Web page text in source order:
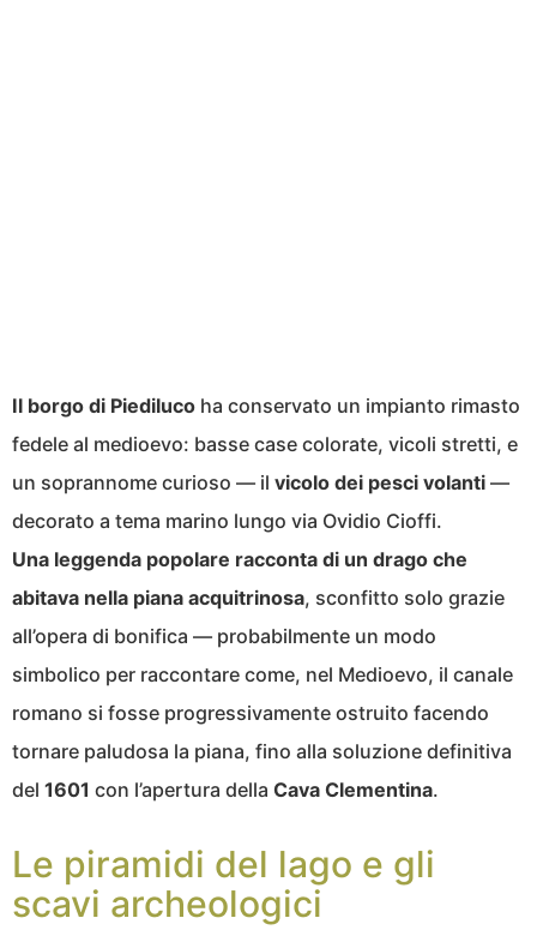
Il borgo di Piediluco ha conservato un impianto rimasto
fedele al medioevo: basse case colorate, vicoli stretti, e
un soprannome curioso — il vicolo dei pesci volanti —
decorato a tema marino lungo via Ovidio Cioffi.
Una leggenda popolare racconta di un drago che
abitava nella piana acquitrinosa, sconfitto solo grazie
all’opera di bonifica — probabilmente un modo
simbolico per raccontare come, nel Medioevo, il canale
romano si fosse progressivamente ostruito facendo
tornare paludosa la piana, fino alla soluzione definitiva
del 1601 con l’apertura della Cava Clementina.
Le piramidi del lago e gli
scavi archeologici